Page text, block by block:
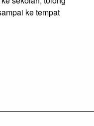
ke tempat